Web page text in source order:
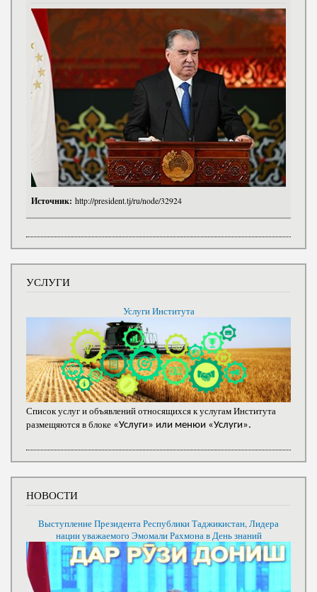
Источник: http://president.tj/ru/node/32924
УСЛУГИ
Услуги Института
Список услуг и объявлений относящихся к услугам Института
размещяются в блоке «Услуги» или менюи «Услуги».
НОВОСТИ
Выступление Президента Республики Таджикистан, Лидера
нации уважаемого Эмомали Рахмона в День знаний